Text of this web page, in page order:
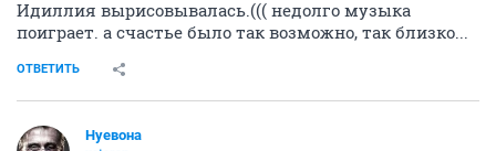
Идиллия вырисовывалась.((( недолго музыка
поиграет. а счастье было так возможно, так близко...
ОТВЕТИТЬ
Нуевона